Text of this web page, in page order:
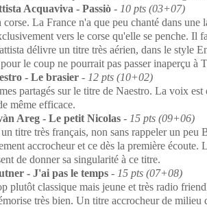
Acquaviva - Passiò - 10 pts (03+07)
La France n'a que peu chanté dans
vers le corse qu'elle se penche. Il
délivre un titre très aérien, dans le style
le coup ne pourrait pas passer inaperçu à
- Le brasier - 12 pts (10+02)
partagés sur le titre de Naestro. La voix
même efficace.
Areg - Le petit Nicolas - 15 pts (09+06)
titre très français, non sans rappeler un peu
accrocheur et ce dès la première écoute.
de donner sa singularité à ce titre.
- J'ai pas le temps - 15 pts (07+08)
plutôt classique mais jeune et très radio
très bien. Un titre accrocheur de milieu